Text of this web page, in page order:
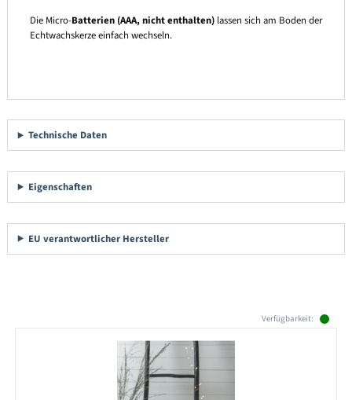
Die Micro-Batterien (AAA, nicht enthalten)lassen sich am Boden der
Echtwachskerze einfach wechseln.
Technische Daten
Eigenschaften
EU verantwortlicher Hersteller
Verfügbarkeit: